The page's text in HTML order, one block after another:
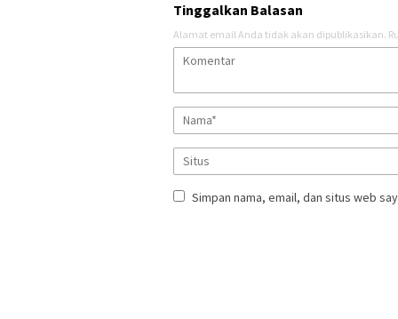
Tinggalkan Balasan
Alamat email Anda tidak akan dipublikasikan.
Simpan nama, email, dan situs web